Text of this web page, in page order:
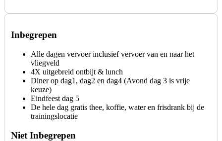
Inbegrepen
Alle dagen vervoer inclusief vervoer van en naar het
vliegveld
4X uitgebreid ontbijt & lunch
Diner op dag1, dag2 en dag4 (Avond dag 3 is vrije
keuze)
Eindfeest dag 5
De hele dag gratis thee, koffie, water en frisdrank bij de
trainingslocatie
Niet Inbegrepen